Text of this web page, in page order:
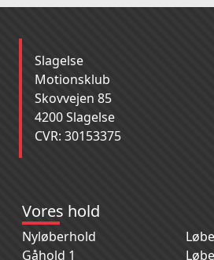
Vores hold
Nyløberhold
Gåhold 1
Slagelse
Motionsklub
Skovvejen 85
4200 Slagelse
CVR: 30153375